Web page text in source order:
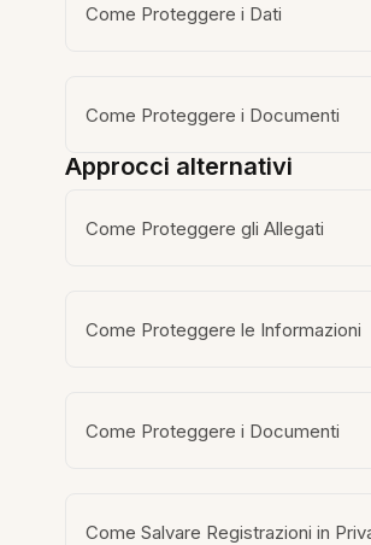
Come Proteggere i Dati
Come Proteggere i Documenti
Approcci alternativi
Come Proteggere gli Allegati
Come Proteggere le Informazioni
Come Proteggere i Documenti
Come Salvare Registrazioni in